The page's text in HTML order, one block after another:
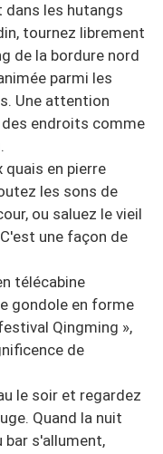
les hutangs
tournez librement
de la bordure nord
parmi les
Une attention
endroits comme
quais en pierre
les sons de
ou saluez le vieil
une façon de
télécabine
gondole en forme
Qingming »,
de
le soir et regardez
Quand la nuit
bar s'allument,